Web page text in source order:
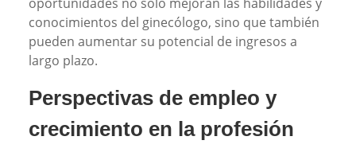
conocimientos del ginecólogo, sino que también
pueden aumentar su potencial de ingresos a
largo plazo.
Perspectivas de empleo y
crecimiento en la profesión